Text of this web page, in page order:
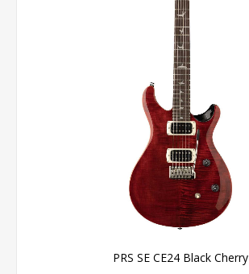
PRS SE CE24 Black Cherry